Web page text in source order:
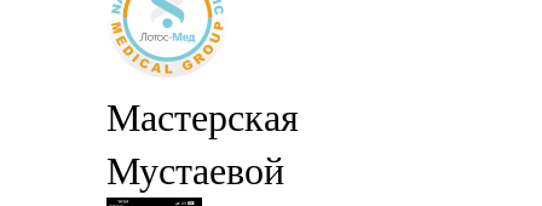
Мастерская
Мустаевой